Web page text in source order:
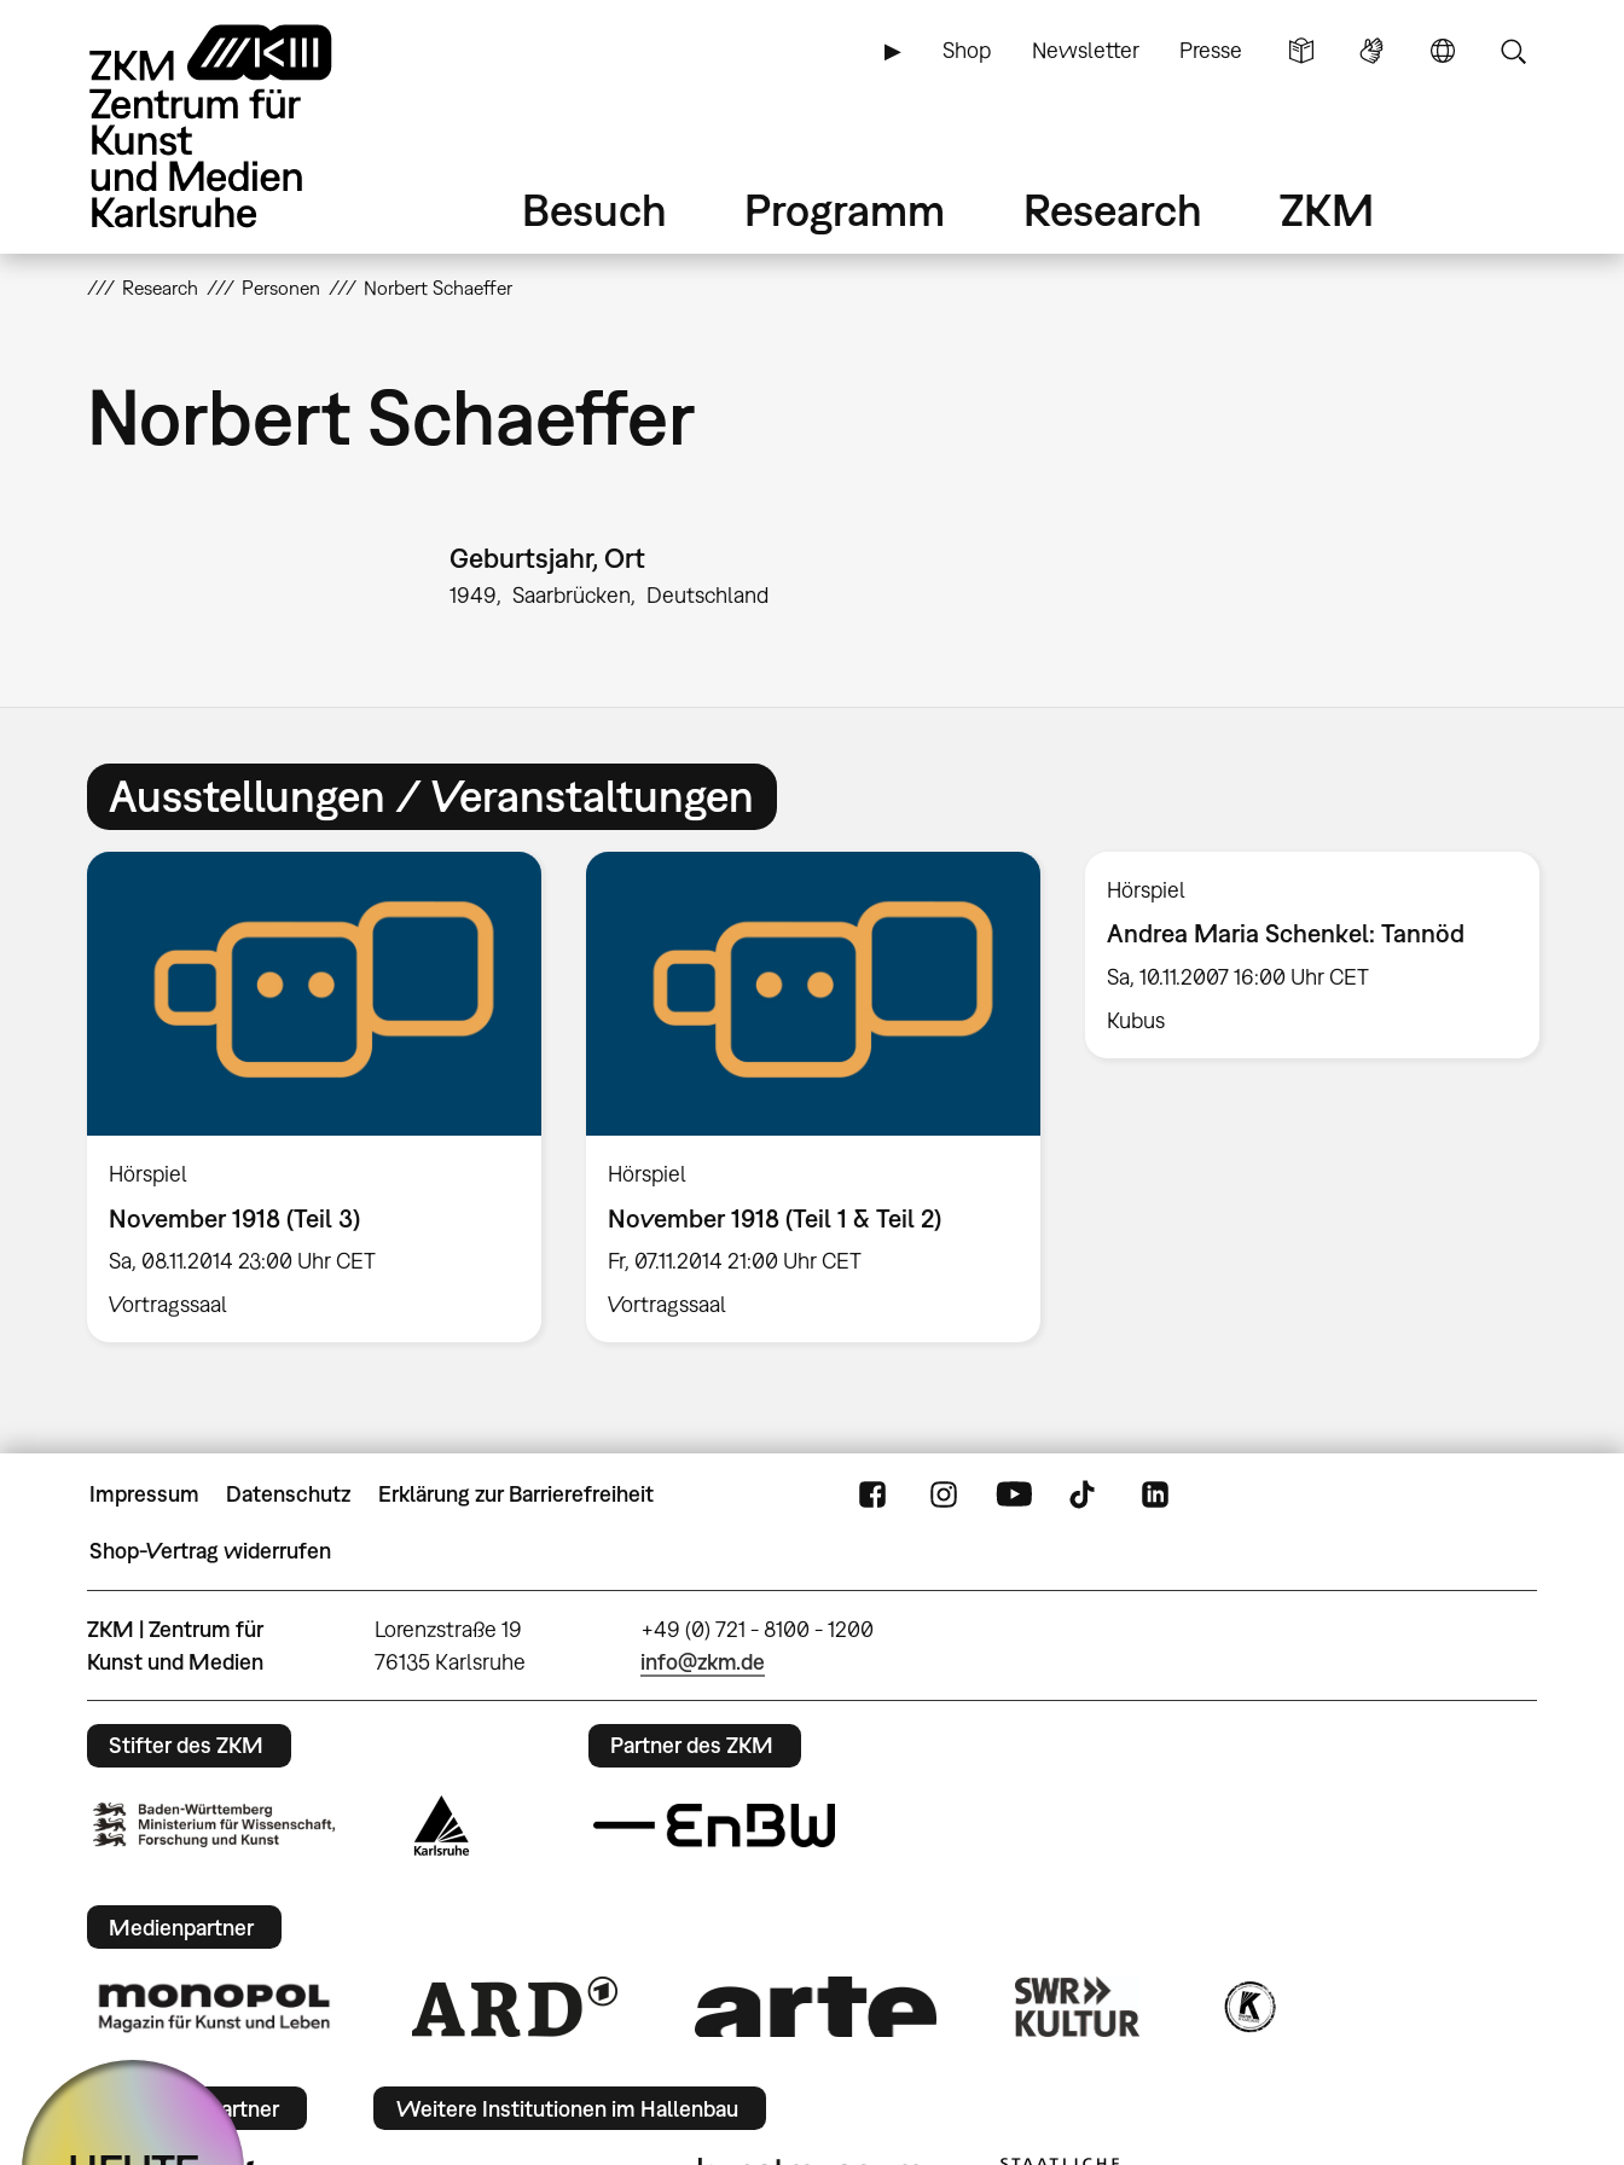
▶ Shop Newsletter Presse
Besuch Programm Research ZKM
Research Personen Norbert Schaeffer
Norbert Schaeffer
Geburtsjahr, Ort
1949 Saarbrücken Deutschland
Ausstellungen / Veranstaltungen
Hörspiel
November 1918 (Teil 3)
Sa, 08.11.2014 23:00 Uhr CET
Vortragssaal
Hörspiel
November 1918 (Teil 1 & Teil 2)
Fr, 07.11.2014 21:00 Uhr CET
Vortragssaal
Hörspiel
Andrea Maria Schenkel: Tannöd
Sa, 10.11.2007 16:00 Uhr CET
Kubus
Impressum Datenschutz Erklärung zur Barrierefreiheit
Shop-Vertrag widerrufen
ZKM | Zentrum für
Kunst und Medien
Lorenzstraße 19
76135 Karlsruhe
+49 (0) 721 - 8100 - 1200
info@zkm.de
Stifter des ZKM Partner des ZKM
Medienpartner
Mobilitätspartner Weitere Institutionen im Hallenbau